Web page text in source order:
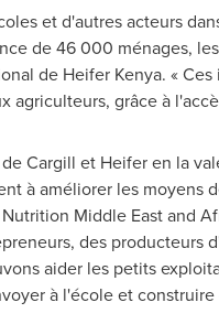
et d'autres acteurs
de 46 000 ménages,
de Heifer Kenya. «
grâce à
Cargill et Heifer en la
à améliorer les moyens
Middle East and
des producteurs
aider les petits
à l'école et